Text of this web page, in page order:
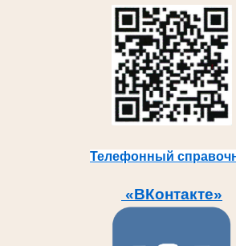
Телефонный
«ВКонтакте»